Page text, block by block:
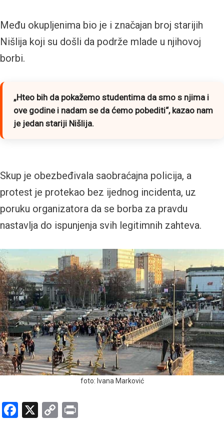
Među okupljenima bio je i značajan broj starijih
Nišlija koji su došli da podrže mlade u njihovoj
borbi.
„Hteo bih da pokažemo studentima da smo s njima i
ove godine i nadam se da ćemo pobediti“, kazao nam
je jedan stariji Nišlija.
Skup je obezbeđivala saobraćajna policija, a
protest je protekao bez ijednog incidenta, uz
poruku organizatora da se borba za pravdu
nastavlja do ispunjenja svih legitimnih zahteva.
foto: Ivana Marković
Facebook
X
Copy